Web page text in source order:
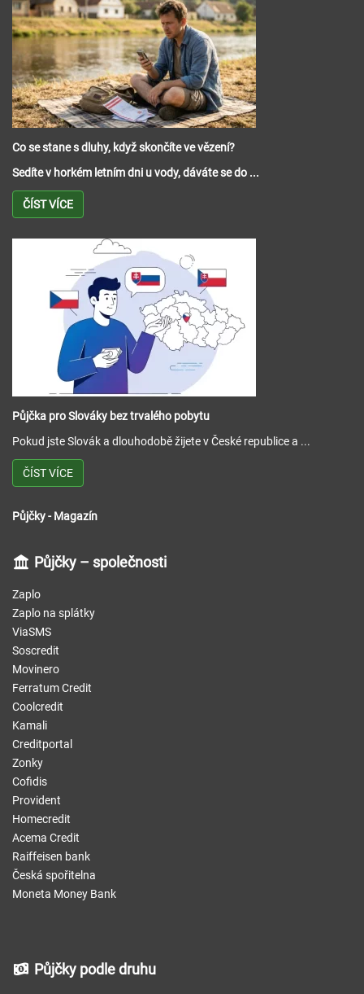
Co se stane s dluhy, když skončíte ve vězení?
Sedíte v horkém letním dni u vody, dáváte se do ...
ČÍST VÍCE
Půjčka pro Slováky bez trvalého pobytu
Pokud jste Slovák a dlouhodobě žijete v České republice a ...
ČÍST VÍCE
Půjčky - Magazín
Půjčky – společnosti
Zaplo
Zaplo na splátky
ViaSMS
Soscredit
Movinero
Ferratum Credit
Coolcredit
Kamali
Creditportal
Zonky
Cofidis
Provident
Homecredit
Acema Credit
Raiffeisen bank
Česká spořitelna
Moneta Money Bank
Půjčky podle druhu